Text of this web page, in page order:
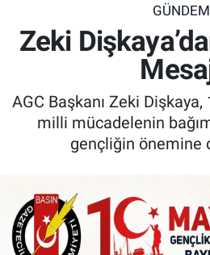
GÜNDEM
Zeki
AGC Başkanı Zeki Dişkaya,
milli mücadelenin
gençliğin önemine
Bölge Haberleri
Gündem
Sağlık
Adiyaman Namaz Vakitleri
Trafik Durumu
Süper Lig Puan Durumu
Tüm Manşetler
Haber Arşivi